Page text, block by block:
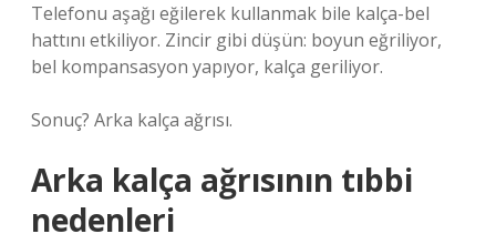
Telefonu aşağı eğilerek kullanmak bile kalça-bel
hattını etkiliyor. Zincir gibi düşün: boyun eğriliyor,
bel kompansasyon yapıyor, kalça geriliyor.
Sonuç? Arka kalça ağrısı.
Arka kalça ağrısının tıbbi
nedenleri